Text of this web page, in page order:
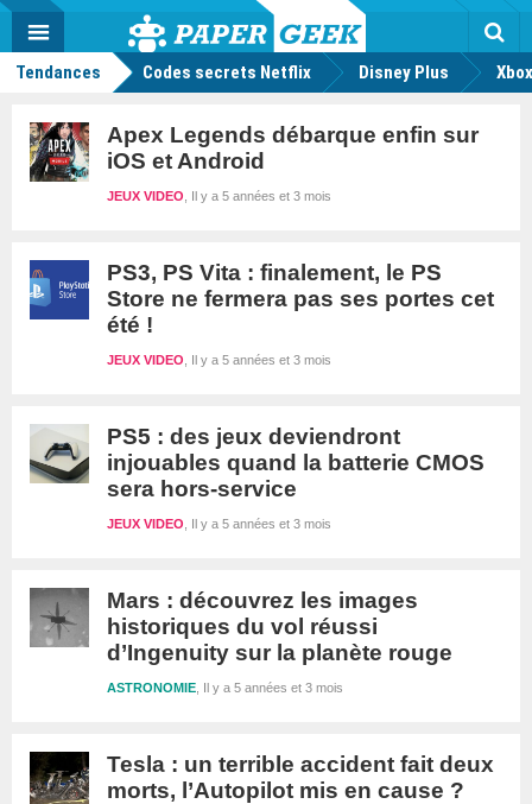
Actu
geek
MENU
Tendances Codes secrets Netflix Disney Plus
Apex Legends débarque enfin sur
iOS et Android
Il y a 5 années et 3 mois
JEUX VIDEO
PS3, PS Vita : finalement, le PS
Store ne fermera pas ses portes cet
été !
Il y a 5 années et 3 mois
JEUX VIDEO
PS5 : des jeux deviendront
injouables quand la batterie CMOS
sera hors-service
Il y a 5 années et 3 mois
JEUX VIDEO
Mars : découvrez les images
historiques du vol réussi
d’Ingenuity sur la planète rouge
Il y a 5 années et 3 mois
ASTRONOMIE
Tesla : un terrible accident fait deux
morts, l’Autopilot mis en cause ?
Mode
FacebookTwitter Youtube